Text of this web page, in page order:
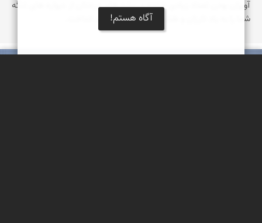
آویزان بودن تعداد زیادی شاخه و ریشه های درختان از دیواره های تنگه
شما را به یاد تارزان و طناب بازی های او خواهد انداخت.
آگاه هستم!